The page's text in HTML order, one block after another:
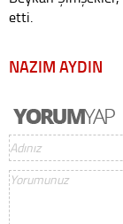
etti.
NAZIM AYDIN